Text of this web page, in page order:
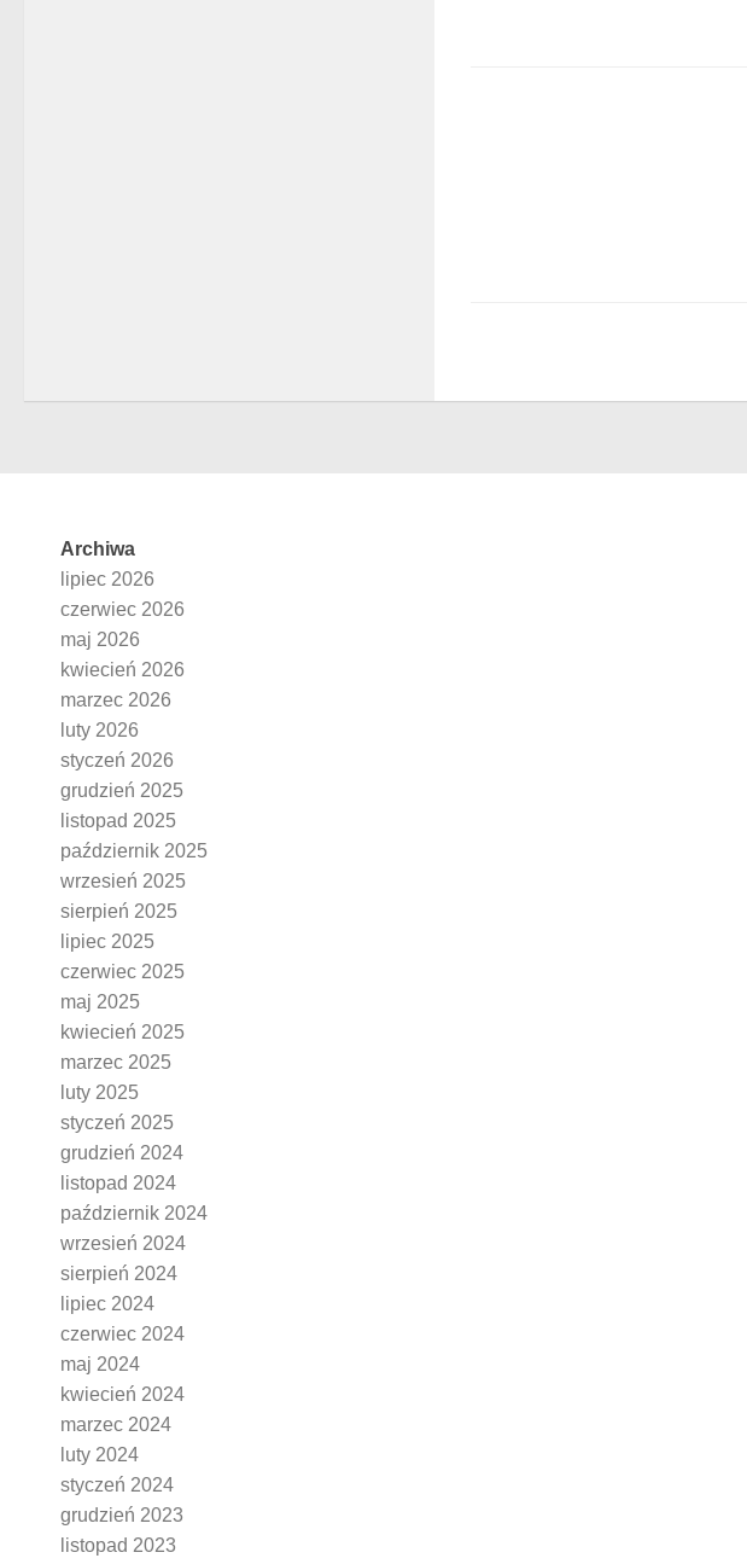
Archiwa
lipiec 2026
czerwiec 2026
maj 2026
kwiecień 2026
marzec 2026
luty 2026
styczeń 2026
grudzień 2025
listopad 2025
październik 2025
wrzesień 2025
sierpień 2025
lipiec 2025
czerwiec 2025
maj 2025
kwiecień 2025
marzec 2025
luty 2025
styczeń 2025
grudzień 2024
listopad 2024
październik 2024
wrzesień 2024
sierpień 2024
lipiec 2024
czerwiec 2024
maj 2024
kwiecień 2024
marzec 2024
luty 2024
styczeń 2024
grudzień 2023
listopad 2023